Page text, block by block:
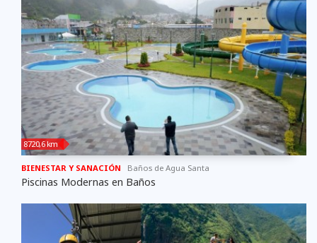
8720,6 km
BIENESTAR Y SANACIÓN Baños de Agua Santa
Piscinas Modernas en Baños